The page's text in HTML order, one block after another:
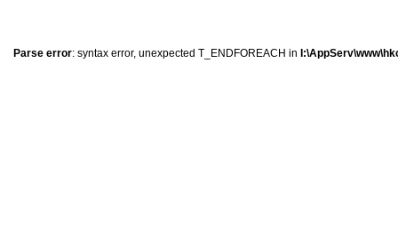
Parse error: syntax error, unexpected T_ENDFOREACH in